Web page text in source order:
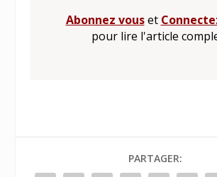
Abonnez vouset
pour lire l'article
PARTAGER: